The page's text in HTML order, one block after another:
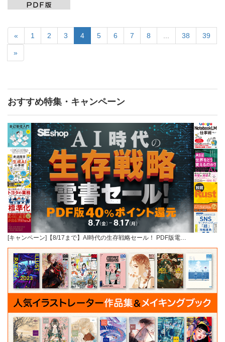
« 1 2 3 4 5 6 7 8 38 39
»
おすすめ特集・キャンペーン
[キャンペーン]【8/17まで】AI時代の生存戦略セール！ PDF版電…